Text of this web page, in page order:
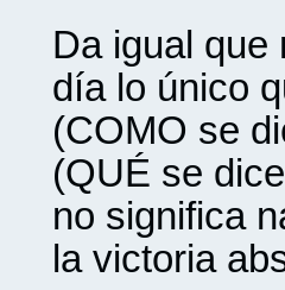
Da igual que
día lo único
(COMO se
(QUÉ se
no significa
la victoria